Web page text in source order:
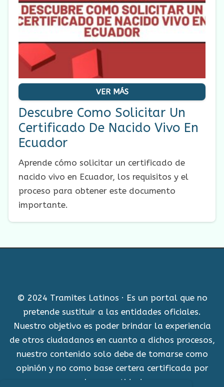
VER MÁS
Descubre Como Solicitar Un
Certificado De Nacido Vivo En
Ecuador
Aprende cómo solicitar un certificado de
nacido vivo en Ecuador, los requisitos y el
proceso para obtener este documento
importante.
© 2024 Tramites Latinos · Es un portal que no
pretende sustituir a las entidades oficiales.
Nuestro objetivo es poder brindar la experiencia
de otros ciudadanos en cuanto a dichos procesos,
nuestro contenido solo debe de tomarse como
opinión y no como base certera certificada por
alguna entidad.